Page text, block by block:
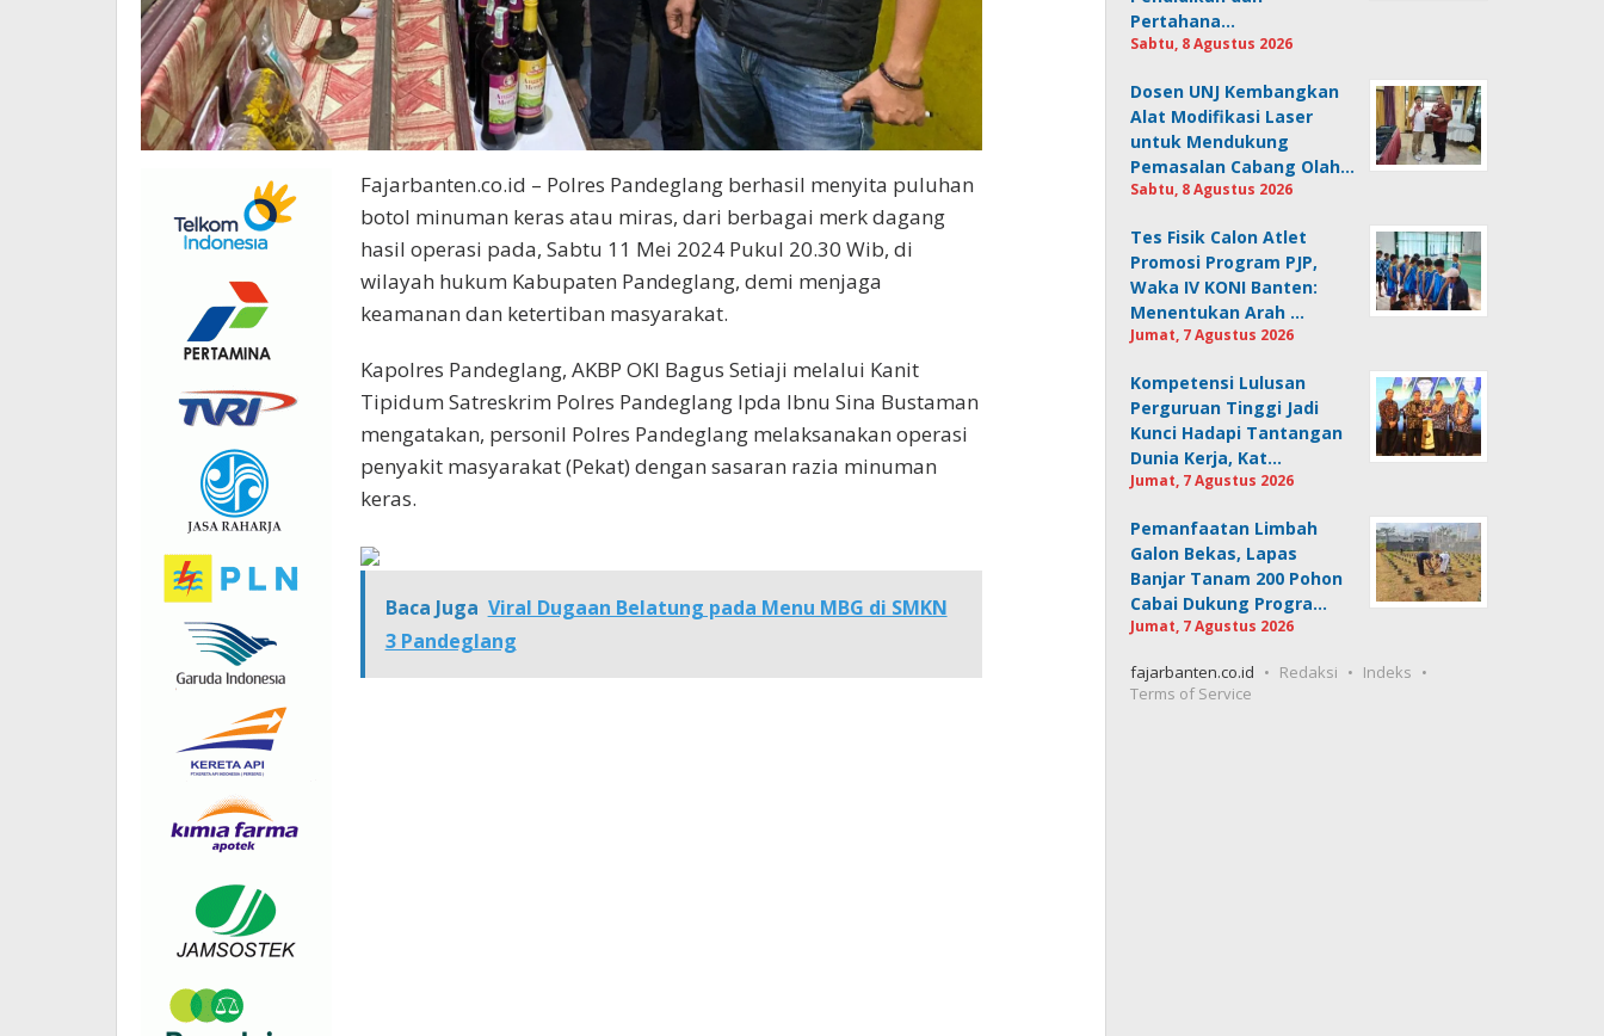
Fajarbanten.co.id – Polres Pandeglang berhasil menyita puluhan
botol minuman keras atau miras, dari berbagai merk dagang
hasil operasi pada, Sabtu 11 Mei 2024 Pukul 20.30 Wib, di
wilayah hukum Kabupaten Pandeglang, demi menjaga
keamanan dan ketertiban masyarakat.
Kapolres Pandeglang, AKBP OKI Bagus Setiaji melalui Kanit
Tipidum Satreskrim Polres Pandeglang Ipda Ibnu Sina Bustaman
mengatakan, personil Polres Pandeglang melaksanakan operasi
penyakit masyarakat (Pekat) dengan sasaran razia minuman
keras.
Baca Juga Viral Dugaan Belatung pada Menu MBG di SMKN
3 Pandeglang
Pertahana…
Sabtu, 8 Agustus 2026
Dosen UNJ Kembangkan
Alat Modifikasi Laser
untuk Mendukung
Pemasalan Cabang Olah…
Sabtu, 8 Agustus 2026
Tes Fisik Calon Atlet
Promosi Program PJP,
Waka IV KONI Banten:
Menentukan Arah …
Jumat, 7 Agustus 2026
Kompetensi Lulusan
Perguruan Tinggi Jadi
Kunci Hadapi Tantangan
Dunia Kerja, Kat…
Jumat, 7 Agustus 2026
Pemanfaatan Limbah
Galon Bekas, Lapas
Banjar Tanam 200 Pohon
Cabai Dukung Progra…
Jumat, 7 Agustus 2026
fajarbanten.co.id Redaksi
Indeks
Terms of Service